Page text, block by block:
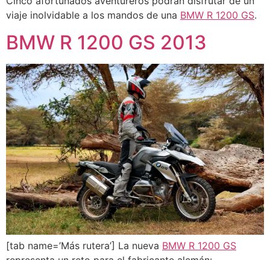
viaje inolvidable a los mandos de una BMW R 1200 GS.
BMW R 1200 GS 2013
[tab name=’Más rutera’] La nueva BMW R 1200 GS